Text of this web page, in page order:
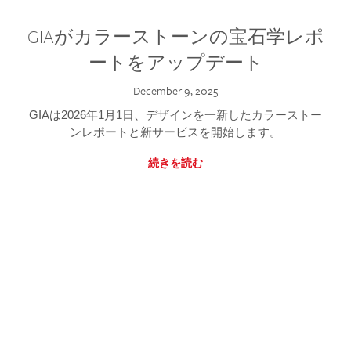
GIAがカラーストーンの宝石学レポ
ートをアップデート
December 9, 2025
GIAは2026年1月1日、デザインを一新したカラーストー
ンレポートと新サービスを開始します。
続きを読む